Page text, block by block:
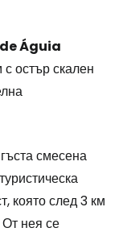
Águia
остър скален
смесена
която след 3 км
нея се